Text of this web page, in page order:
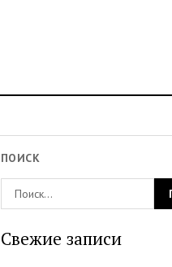
ПОИСК
Свежие записи